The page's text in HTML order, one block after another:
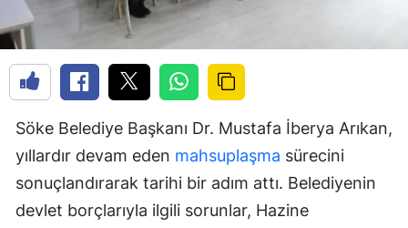
Söke Belediye Başkanı Dr. Mustafa İberya Arıkan,
yıllardır devam eden mahsuplaşma sürecini
sonuçlandırarak tarihi bir adım attı. Belediyenin
devlet borçlarıyla ilgili sorunlar, Hazine